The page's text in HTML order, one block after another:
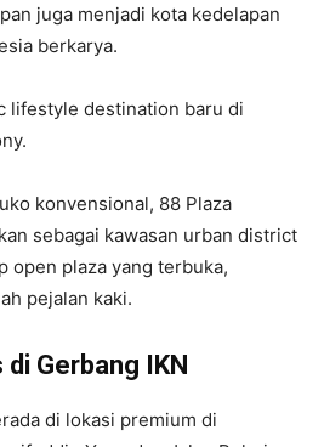
juga menjadi kota kedelapan
berkarya.
lifestyle destination baru di
konvensional, 88 Plaza
sebagai kawasan urban district
open plaza yang terbuka,
pejalan kaki.
Gerbang IKN
di lokasi premium di